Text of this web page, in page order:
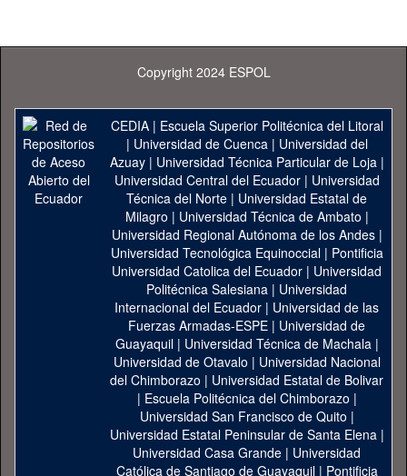
Copyright 2024 ESPOL
CEDIA| Escuela Superior Politécnica del Litoral
| Universidad de Cuenca| Universidad del
Azuay| Universidad Técnica Particular de Loja|
Universidad Central del Ecuador| Universidad
Técnica del Norte | Universidad Estatal de
Milagro | Universidad Técnica de Ambato |
Universidad Regional Autónoma de los Andes|
Universidad Tecnológica Equinoccial| Pontificia
Universidad Catolica del Ecuador | Universidad
Politécnica Salesiana | Universidad
Internacional del Ecuador | Universidad de las
Fuerzas Armadas-ESPE | Universidad de
Guayaquil| Universidad Técnica de Machala|
Universidad de Otavalo | Universidad Nacional
del Chimborazo | Universidad Estatal de Bolivar
| Escuela Politécnica del Chimborazo |
Universidad San Francisco de Quito |
Universidad Estatal Peninsular de Santa Elena|
Universidad Casa Grande | Universidad
Católica de Santiago de Guayaquil| Pontificia